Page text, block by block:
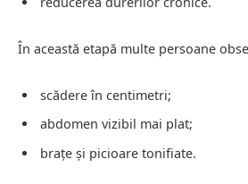
În această etapă multe persoane
scădere în centimetri;
abdomen vizibil mai plat;
brațe și picioare tonifiate.